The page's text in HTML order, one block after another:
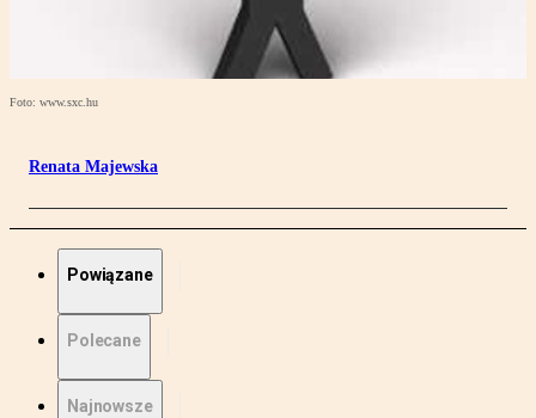
Foto: www.sxc.hu
Renata Majewska
Powiązane
Polecane
Najnowsze